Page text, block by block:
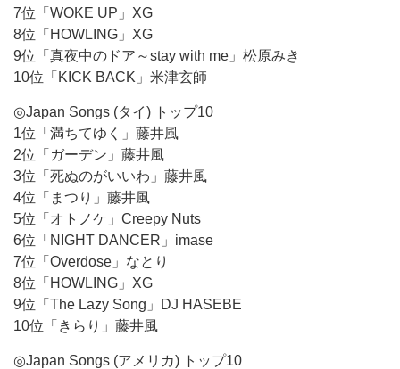
7位「WOKE UP」XG
8位「HOWLING」XG
9位「真夜中のドア～stay with me」松原みき
10位「KICK BACK」米津玄師
◎Japan Songs (タイ) トップ10
1位「満ちてゆく」藤井風
2位「ガーデン」藤井風
3位「死ぬのがいいわ」藤井風
4位「まつり」藤井風
5位「オトノケ」Creepy Nuts
6位「NIGHT DANCER」imase
7位「Overdose」なとり
8位「HOWLING」XG
9位「The Lazy Song」DJ HASEBE
10位「きらり」藤井風
◎Japan Songs (アメリカ) トップ10